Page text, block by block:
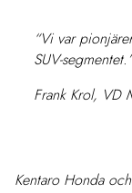
“Vi var
SUV-
Frank Krol, VD
Kentaro Honda